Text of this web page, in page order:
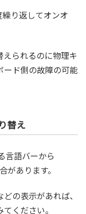
り返してオンオ
えられるのに物理キ
ード側の故障の可能
替え
言語バーから
あります。
の表示があれば、
ください。